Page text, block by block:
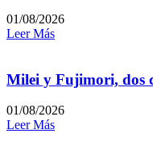
01/08/2026
Leer Más
Milei y Fujimori, dos
01/08/2026
Leer Más